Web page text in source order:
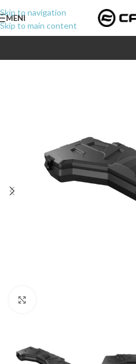
Skip to navigation
Skip to main content
MENI